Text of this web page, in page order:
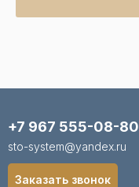
+7 967 555-08-80
sto-system@yandex.ru
Заказать звонок